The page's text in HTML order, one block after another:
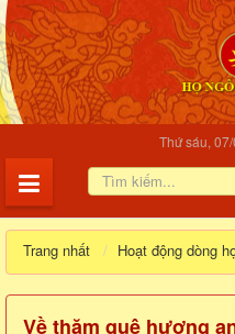
Thứ sáu,
Trang nhất Hoạt động dòng
Về thăm quê hương